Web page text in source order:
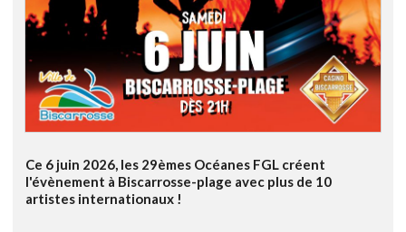
Ce 6 juin 2026, les 29èmes Océanes FGL créent
l'évènement à Biscarrosse-plage avec plus de 10
artistes internationaux !